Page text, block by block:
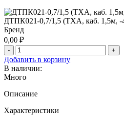
ДТПК021-0,7/1,5 (ТХА, каб. 1,5м, -
Бренд
0,00 ₽
- +
Добавить в корзину
В наличии:
Много
Описание
Характеристики